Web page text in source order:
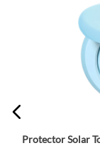
Protector Solar